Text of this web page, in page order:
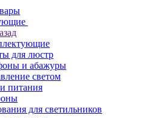
для люстр
и абажуры
светом
питания
для светильников